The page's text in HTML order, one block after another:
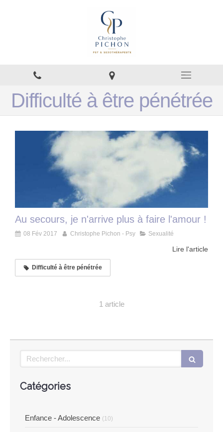
Difficulté à être pénétrée
Au secours, je n'arrive plus à faire l'amour !
08 Fév 2017 Christophe Pichon - Psy Sexualité
Lire l'article
Difficulté à être pénétrée
1 article
Rechercher
Catégories
Enfance - Adolescence (10)